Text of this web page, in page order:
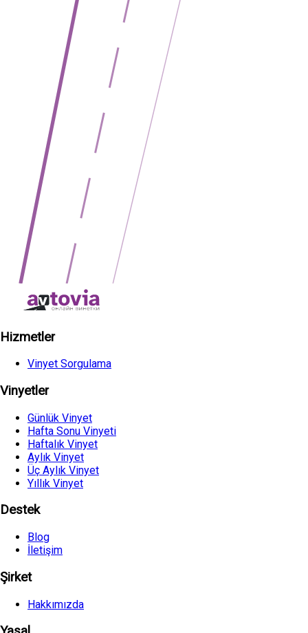
Hizmetler
Vinyet Sorgulama
Vinyetler
Günlük Vinyet
Hafta Sonu Vinyeti
Haftalık Vinyet
Aylık Vinyet
Üç Aylık Vinyet
Yıllık Vinyet
Destek
Blog
İletişim
Şirket
Hakkımızda